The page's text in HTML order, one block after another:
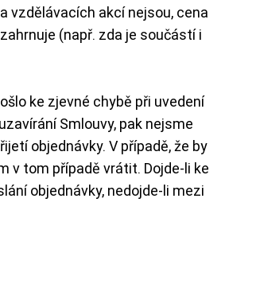
vzdělávacích akcí nejsou, cena
(např. zda je součástí i
ke zjevné chybě při uvedení
Smlouvy, pak nejsme
objednávky. V případě, že by
v tom případě vrátit. Dojde-li ke
objednávky, nedojde-li mezi